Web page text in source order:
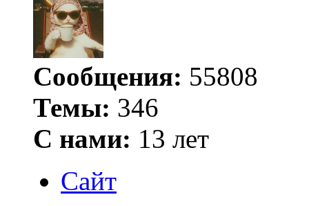
Сообщения: 55808
Темы: 346
С нами: 13 лет
Сайт